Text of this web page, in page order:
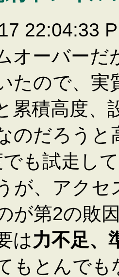
22:04:33
オーバーだ
たので、実
累積高度、
のだろう
も試走し
が、アク
が第2の敗
は力不足、
もとんで